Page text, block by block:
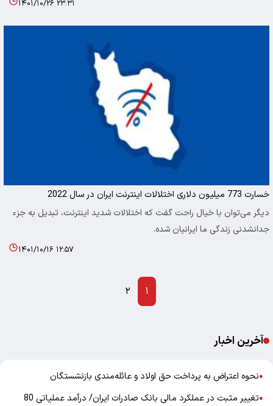
۱۴۰۱/۱۰/۲۶ ۲۳:۳۱
خسارت 773 میلیون دلاری اختلالات اینترنت ایران در سال 2022
دیگر می‌توان با خیال راحت گفت که اختلالات شدید اینترنت، تبدیل به جزء
جدانشدنی زندگی ما ایرانیان شده.
۱۴۰۱/۱۰/۱۶ ۱۲:۵۷
۱ ۲
آخرین اخبار
●نحوه اعتراض به پرداخت حق اولاد و عائله‌مندی بازنشستگان
●
تغییر مثبت در عملکرد مالی بانک صادرات ایران/ درآمد عملیاتی 80